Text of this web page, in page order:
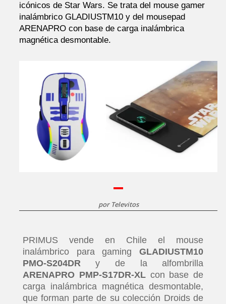
icónicos de Star Wars. Se trata del mouse gamer
inalámbrico GLADIUSTM10 y del mousepad
ARENAPRO con base de carga inalámbrica
magnética desmontable.
por Televitos
PRIMUS vende en Chile el mouse
inalámbrico para gamingGLADIUSTM10
PMO-S204DRy de la alfombrilla
ARENAPRO PMP-S17DR-XLcon base de
carga inalámbrica magnética desmontable,
que forman parte de su colección Droids de